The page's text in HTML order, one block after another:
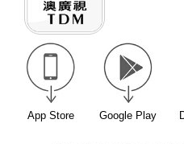
App Store Google Play